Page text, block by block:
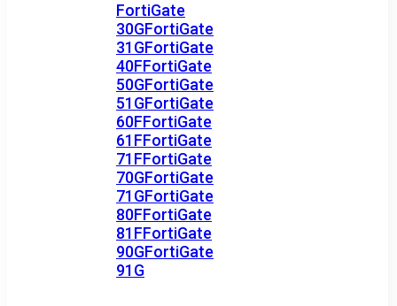
FortiGate
30GFortiGate
31GFortiGate
40FFortiGate
50GFortiGate
51GFortiGate
60FFortiGate
61FFortiGate
71FFortiGate
70GFortiGate
71GFortiGate
80FFortiGate
81FFortiGate
90GFortiGate
91G